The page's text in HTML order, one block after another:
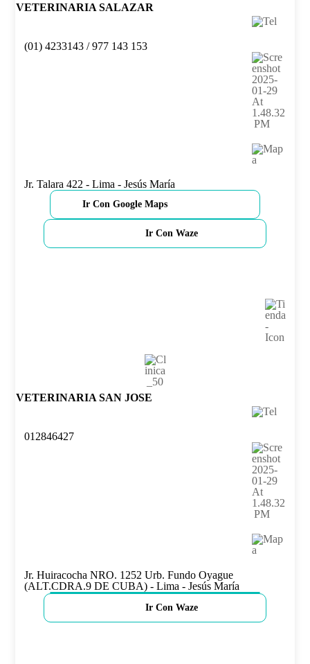
VETERINARIA SALAZAR
(01) 4233143 / 977 143 153
Jr. Talara 422 - Lima - Jesús María
Ir Con Google Maps
Ir Con Waze
VETERINARIA SAN JOSE
012846427
Jr. Huiracocha NRO. 1252 Urb. Fundo Oyague
(ALT.CDRA.9 DE CUBA) - Lima - Jesús María
Ir Con Waze